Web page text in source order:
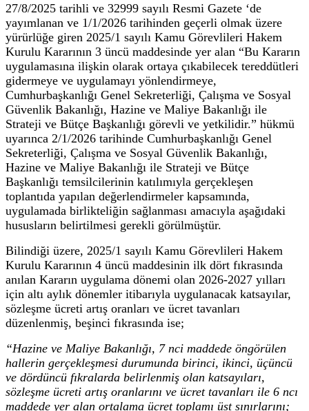
27/8/2025 tarihli ve 32999 sayılı Resmi Gazete ‘de
yayımlanan ve 1/1/2026 tarihinden geçerli olmak üzere
yürürlüğe giren 2025/1 sayılı Kamu Görevlileri Hakem
Kurulu Kararının 3 üncü maddesinde yer alan “Bu Kararın
uygulamasına ilişkin olarak ortaya çıkabilecek tereddütleri
gidermeye ve uygulamayı yönlendirmeye,
Cumhurbaşkanlığı Genel Sekreterliği, Çalışma ve Sosyal
Güvenlik Bakanlığı, Hazine ve Maliye Bakanlığı ile
Strateji ve Bütçe Başkanlığı görevli ve yetkilidir.” hükmü
uyarınca 2/1/2026 tarihinde Cumhurbaşkanlığı Genel
Sekreterliği, Çalışma ve Sosyal Güvenlik Bakanlığı,
Hazine ve Maliye Bakanlığı ile Strateji ve Bütçe
Başkanlığı temsilcilerinin katılımıyla gerçekleşen
toplantıda yapılan değerlendirmeler kapsamında,
uygulamada birlikteliğin sağlanması amacıyla aşağıdaki
hususların belirtilmesi gerekli görülmüştür.
Bilindiği üzere, 2025/1 sayılı Kamu Görevlileri Hakem
Kurulu Kararının 4 üncü maddesinin ilk dört fıkrasında
anılan Kararın uygulama dönemi olan 2026-2027 yılları
için altı aylık dönemler itibarıyla uygulanacak katsayılar,
sözleşme ücreti artış oranları ve ücret tavanları
düzenlenmiş, beşinci fıkrasında ise;
“Hazine ve Maliye Bakanlığı, 7 nci maddede öngörülen
hallerin gerçekleşmesi durumunda birinci, ikinci, üçüncü
ve dördüncü fıkralarda belirlenmiş olan katsayıları,
sözleşme ücreti artış oranlarını ve ücret tavanları ile 6 ncı
maddede yer alan ortalama ücret toplamı üst sınırlarını;